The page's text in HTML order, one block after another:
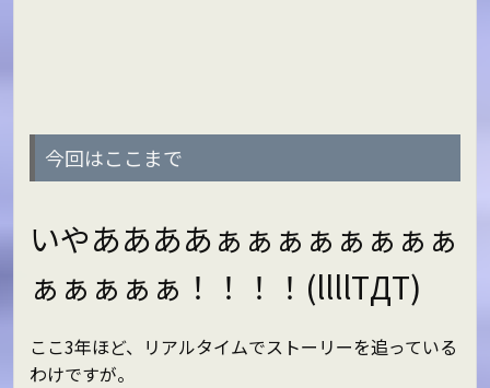
今回はここまで
いやああああぁぁぁぁぁぁぁぁ
ぁぁぁぁぁ！！！！(llllTДT)
ここ3年ほど、リアルタイムでストーリーを追っている
わけですが。